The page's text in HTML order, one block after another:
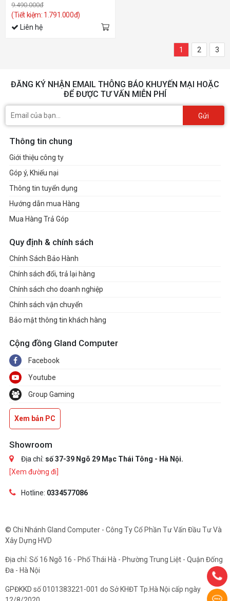
9.490.000đ
(Tiết kiệm: 1.791.000đ)
Liên hệ
1 2 3
ĐĂNG KÝ NHẬN EMAIL THÔNG BÁO KHUYẾN MẠI HOẶC
ĐỂ ĐƯỢC TƯ VẤN MIỄN PHÍ
Gửi
Thông tin chung
Giới thiệu công ty
Góp ý, Khiếu nại
Thông tin tuyển dụng
Hướng dẫn mua Hàng
Mua Hàng Trả Góp
Quy định & chính sách
Chính Sách Bảo Hành
Chính sách đổi, trả lại hàng
Chính sách cho doanh nghiệp
Chính sách vận chuyển
Bảo mật thông tin khách hàng
Cộng đồng Gland Computer
Facebook
Youtube
Group Gaming
Xem bản PC
Showroom
Địa chỉ: số 37-39 Ngõ 29 Mạc Thái Tông - Hà Nội.
[Xem đường đi]
Hotline: 0334577086
© Chi Nhánh Gland Computer - Công Ty Cổ Phần Tư Vấn Đầu Tư Và
Xây Dựng HVD
Địa chỉ: Số 16 Ngõ 16 - Phố Thái Hà - Phường Trung Liệt - Quận Đống
Đa - Hà Nội
GPĐKKD số 0101383221-001 do Sở KHĐT Tp.Hà Nội cấp ngày